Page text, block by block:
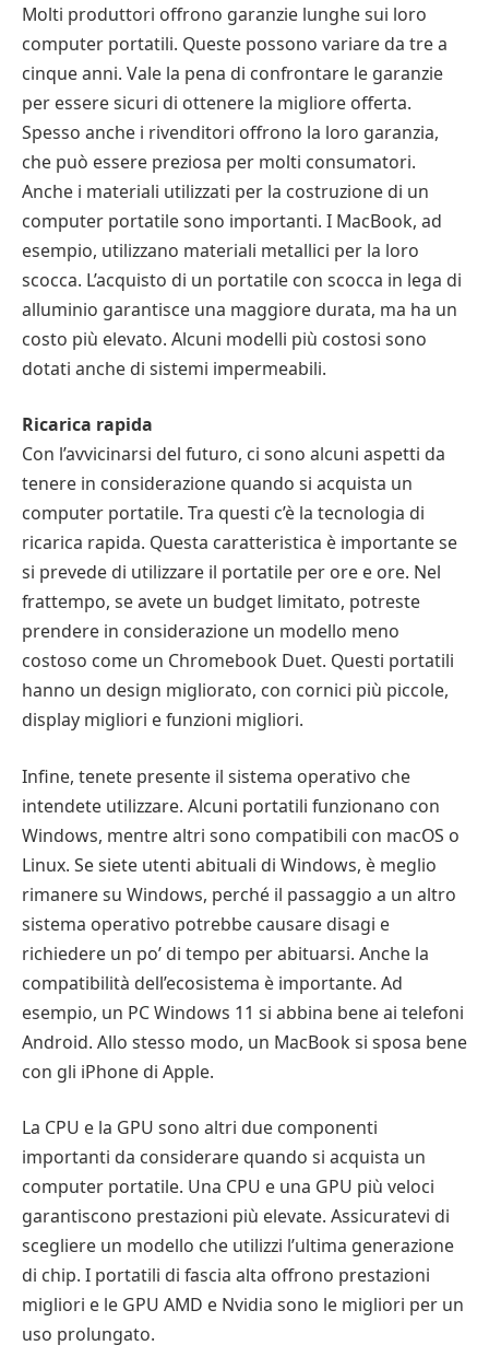
Molti produttori offrono garanzie lunghe sui loro
computer portatili. Queste possono variare da tre a
cinque anni. Vale la pena di confrontare le garanzie
per essere sicuri di ottenere la migliore offerta.
Spesso anche i rivenditori offrono la loro garanzia,
che può essere preziosa per molti consumatori.
Anche i materiali utilizzati per la costruzione di un
computer portatile sono importanti. I MacBook, ad
esempio, utilizzano materiali metallici per la loro
scocca. L’acquisto di un portatile con scocca in lega di
alluminio garantisce una maggiore durata, ma ha un
costo più elevato. Alcuni modelli più costosi sono
dotati anche di sistemi impermeabili.
Ricarica rapida
Con l’avvicinarsi del futuro, ci sono alcuni aspetti da
tenere in considerazione quando si acquista un
computer portatile. Tra questi c’è la tecnologia di
ricarica rapida. Questa caratteristica è importante se
si prevede di utilizzare il portatile per ore e ore. Nel
frattempo, se avete un budget limitato, potreste
prendere in considerazione un modello meno
costoso come un Chromebook Duet. Questi portatili
hanno un design migliorato, con cornici più piccole,
display migliori e funzioni migliori.
Infine, tenete presente il sistema operativo che
intendete utilizzare. Alcuni portatili funzionano con
Windows, mentre altri sono compatibili con macOS o
Linux. Se siete utenti abituali di Windows, è meglio
rimanere su Windows, perché il passaggio a un altro
sistema operativo potrebbe causare disagi e
richiedere un po’ di tempo per abituarsi. Anche la
compatibilità dell’ecosistema è importante. Ad
esempio, un PC Windows 11 si abbina bene ai telefoni
Android. Allo stesso modo, un MacBook si sposa bene
con gli iPhone di Apple.
La CPU e la GPU sono altri due componenti
importanti da considerare quando si acquista un
computer portatile. Una CPU e una GPU più veloci
garantiscono prestazioni più elevate. Assicuratevi di
scegliere un modello che utilizzi l’ultima generazione
di chip. I portatili di fascia alta offrono prestazioni
migliori e le GPU AMD e Nvidia sono le migliori per un
uso prolungato.